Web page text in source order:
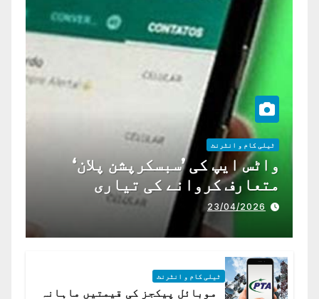
ٹیلی کام و انٹرنٹ
واٹس ایپ کی ’سبسکرپشن پلان‘
متعارف کروانے کی تیاری
23/04/2026
ٹیلی کام و انٹرنٹ
موبائل پیکجز کی قیمتیں ماہانہ